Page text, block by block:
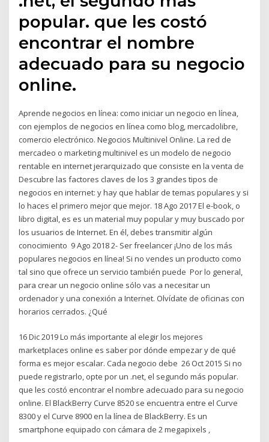
popular. que les costó
encontrar el nombre
adecuado para su negocio
online.
Aprende negocios en línea: como iniciar un negocio en línea,
con ejemplos de negocios en línea como blog, mercadolibre,
comercio electrónico. Negocios Multinivel Online. La red de
mercadeo o marketing multinivel es un modelo de negocio
rentable en internet jerarquizado que consiste en la venta de
Descubre las factores claves de los 3 grandes tipos de
negocios en internet: y hay que hablar de temas populares y si
lo haces el primero mejor que mejor. 18 Ago 2017 El e-book, o
libro digital, es es un material muy popular y muy buscado por
los usuarios de Internet. En él, debes transmitir algún
conocimiento 9 Ago 2018 2- Ser freelancer ¡Uno de los más
populares negocios en línea! Si no vendes un producto como
tal sino que ofrece un servicio también puede Por lo general,
para crear un negocio online sólo vas a necesitar un
ordenador y una conexión a Internet. Olvídate de oficinas con
horarios cerrados. ¿Qué
16 Dic 2019 Lo más importante al elegir los mejores
marketplaces online es saber por dónde empezar y de qué
forma es mejor escalar. Cada negocio debe 26 Oct 2015 Si no
puede registrarlo, opte por un .net, el segundo más popular.
que les costó encontrar el nombre adecuado para su negocio
online. El BlackBerry Curve 8520 se encuentra entre el Curve
8300 y el Curve 8900 en la línea de BlackBerry. Es un
smartphone equipado con cámara de 2 megapixels ,